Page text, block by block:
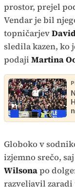
prostor, prejel
Vendar je bil
topničarjev
sledila kazen, ko
podaji Martina
Globoko v
izjemno srečo,
Wilsonapo
razveljavil zaradi